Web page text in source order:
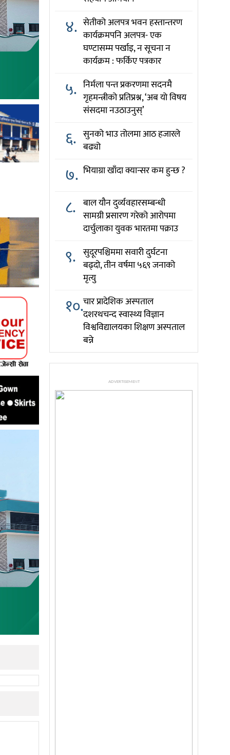
४. सेतीको अलपत्र भवन हस्तान्तरण
कार्यक्रमपनि अलपत्र- एक
घण्टासम्म पर्खाइ, न सूचना न
कार्यक्रम : फर्किए पत्रकार
५. निर्मला पन्त प्रकरणमा सदनमै
गृहमन्त्रीको प्रतिप्रश्न, ‘अब यो विषय
संसदमा नउठाउनुस्’
६. सुनको भाउ तोलमा आठ हजारले
बढ्यो
७. भियाग्रा खाँदा क्यान्सर कम हुन्छ ?
८. बाल यौन दुर्व्यवहारसम्बन्धी
सामग्री प्रसारण गरेको आरोपमा
दार्चुलाका युवक भारतमा पक्राउ
९. सुदूरपश्चिममा सवारी दुर्घटना
बढ्दो, तीन वर्षमा ५६९ जनाको
मृत्यु
१०.चार प्रादेशिक अस्पताल
दशरथचन्द स्वास्थ्य विज्ञान
विश्वविद्यालयका शिक्षण अस्पताल
बन्ने
ADVERTISEMENT